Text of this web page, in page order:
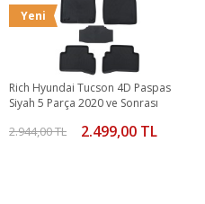
Yeni
Rich Hyundai Tucson 4D Paspas
Siyah 5 Parça 2020 ve Sonrası
2.944,00 TL 2.499,00 TL